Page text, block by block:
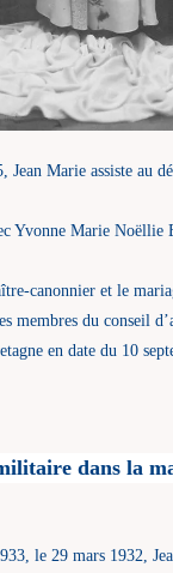
Jean Marie assiste au
Yvonne Marie Noëllie
canonnier et le
membres du conseil
en date du 10
dans la
le 29 mars 1932,